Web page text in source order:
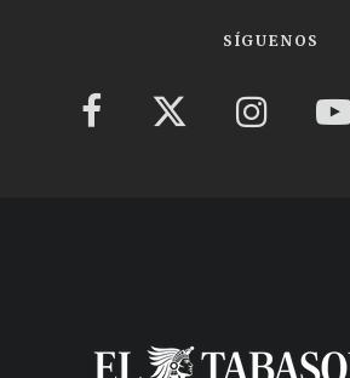
SÍGUENOS